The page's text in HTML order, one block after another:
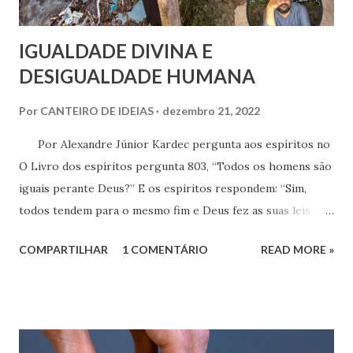
IGUALDADE DIVINA E
DESIGUALDADE HUMANA
Por CANTEIRO DE IDEIAS dezembro 21, 2022
Por Alexandre Júnior Kardec pergunta aos espíritos no
O Livro dos espíritos pergunta 803, “Todos os homens são
iguais perante Deus?” E os espíritos respondem: “Sim,
todos tendem para o mesmo fim e Deus fez as suas leis
verdade maior e mais geral do que pensais. Este
COMPARTILHAR 1 COMENTÁRIO READ MORE »